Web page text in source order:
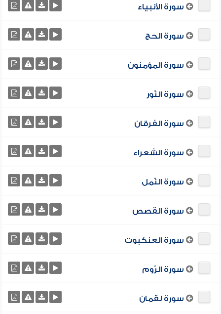
سورة الأنبياء
سورة الحج
سورة المؤمنون
سورة النّور
سورة الفرقان
سورة الشعراء
سورة النّمل
سورة القصص
سورة العنكبوت
سورة الرّوم
سورة لقمان